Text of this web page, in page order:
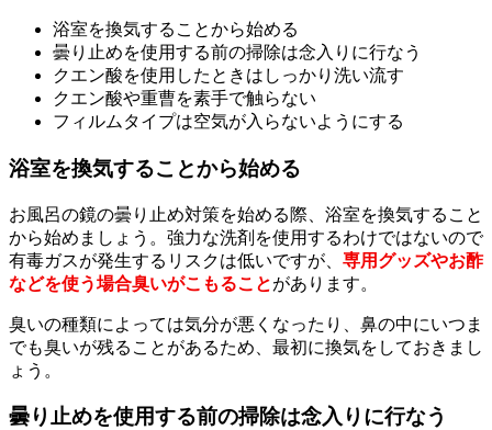
浴室を換気することから始める
曇り止めを使用する前の掃除は念入りに行なう
クエン酸を使用したときはしっかり洗い流す
クエン酸や重曹を素手で触らない
フィルムタイプは空気が入らないようにする
浴室を換気することから始める
お風呂の鏡の曇り止め対策を始める際、浴室を換気すること
から始めましょう。強力な洗剤を使用するわけではないので
有毒ガスが発生するリスクは低いですが、 専用グッズやお酢
などを使う場合臭いがこもることがあります。
臭いの種類によっては気分が悪くなったり、鼻の中にいつま
でも臭いが残ることがあるため、最初に換気をしておきまし
ょう。
曇り止めを使用する前の掃除は念入りに行なう